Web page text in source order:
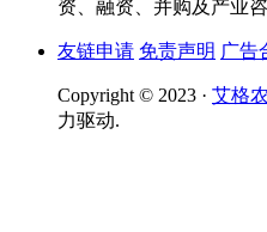
资、融资、并购及产业
友链申请 免责声明 广告
Copyright © 2023 · 艾格
力驱动.